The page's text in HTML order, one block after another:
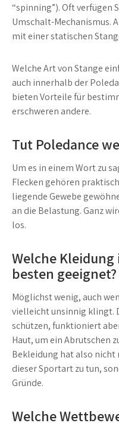
“spinning”). Oft verfügen
Umschalt-Mechanismus.
mit einer statischen
Welche Art von Stange
auch innerhalb der
bieten Vorteile für
erschweren andere.
Tut Poledance
Um es in einem Wort zu
Flecken gehören
liegende Gewebe
an die Belastung. Ganz
los.
Welche
besten geeignet?
Möglichst wenig, auch
vielleicht unsinnig klingt.
schützen, funktioniert
Haut, um ein Abrutschen
Bekleidung hat also nicht
dieser Sportart zu tun,
Gründe.
Welche